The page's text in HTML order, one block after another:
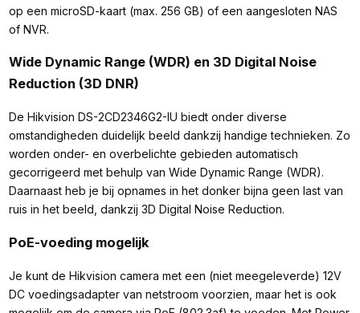
op een microSD-kaart (max. 256 GB) of een aangesloten NAS
of NVR.
Wide Dynamic Range (WDR) en 3D Digital Noise
Reduction (3D DNR)
De Hikvision DS-2CD2346G2-IU biedt onder diverse
omstandigheden duidelijk beeld dankzij handige technieken. Zo
worden onder- en overbelichte gebieden automatisch
gecorrigeerd met behulp van Wide Dynamic Range (WDR).
Daarnaast heb je bij opnames in het donker bijna geen last van
ruis in het beeld, dankzij 3D Digital Noise Reduction.
PoE-voeding mogelijk
Je kunt de Hikvision camera met een (niet meegeleverde) 12V
DC voedingsadapter van netstroom voorzien, maar het is ook